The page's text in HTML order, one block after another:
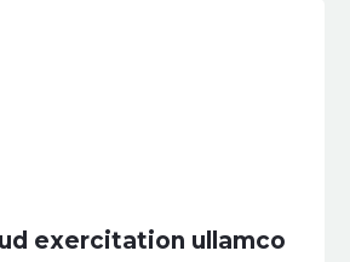
exercitation ullamco